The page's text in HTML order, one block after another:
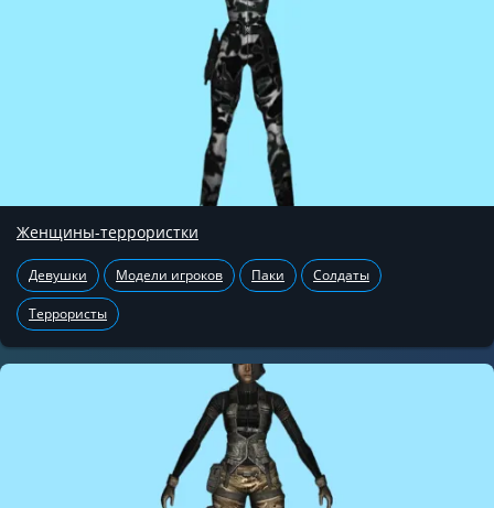
Женщины-террористки
Девушки Модели игроков Паки Солдаты
Террористы